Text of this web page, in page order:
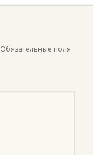
Обязательные поля